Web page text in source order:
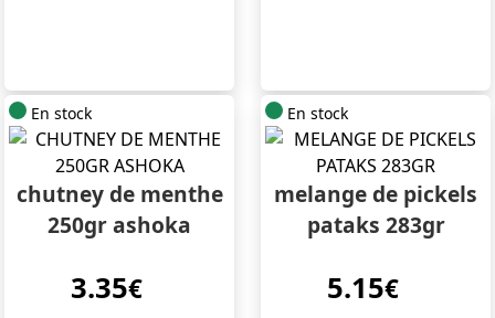
En stock
chutney de menthe
250gr ashoka
3.35€
En stock
melange de pickels
pataks 283gr
5.15€